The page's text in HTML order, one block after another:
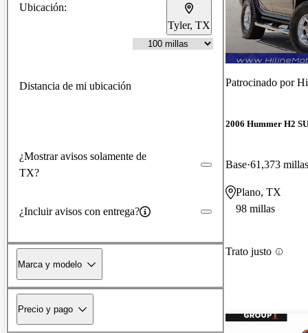
Ubicación:
Tyler, TX
Distancia de mi ubicación
¿Mostrar avisos solamente de
TX?
¿Incluir avisos con entrega?
Marca y modelo
Precio y pago
Patrocinado por
2006 Hummer H2
Base 61,373 millas
Plano, TX
98 millas
Trato justo